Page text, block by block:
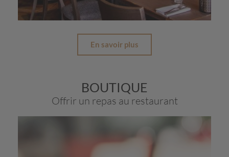
En savoir plus
BOUTIQUE
Offrir un repas au restaurant